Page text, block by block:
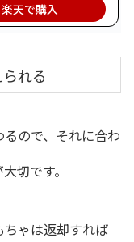
楽天で購入
れる
ので、それに合わ
切です。
ゃは返却すれば